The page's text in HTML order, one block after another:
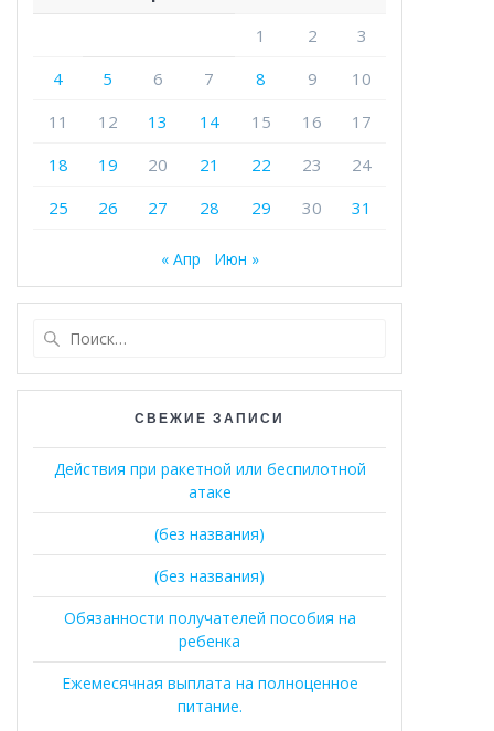
1
2
3
4
5 6 7 8 9
10
11
12 13 14 15 16
17
18
19 20 21 22 23
24
25
26 27 28 29 30 31
« Апр Июн »
СВЕЖИЕ ЗАПИСИ
Действия при ракетной или беспилотной
атаке
(без названия)
(без названия)
Обязанности получателей пособия на
ребенка
Ежемесячная выплата на полноценное
питание.